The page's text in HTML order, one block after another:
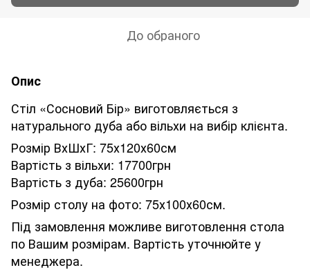
До обраного
Опис
Стіл «Сосновий Бір» виготовляється з
натурального дуба або вільхи на вибір клієнта.
Розмір ВхШхГ: 75х120х60см
Вартість з вільхи: 17700грн
Вартість з дуба: 25600грн
Розмір столу на фото: 75х100х60см.
Під замовлення можливе виготовлення стола
по Вашим розмірам. Вартість уточнюйте у
менеджера.